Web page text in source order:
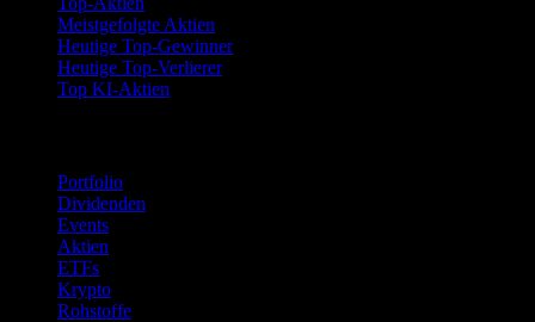
Meistgefolgte Aktien
Heutige Top-Gewinner
Heutige Top-Verlierer
Top KI-Aktien
Portfolio
Dividenden
Events
Aktien
ETFs
Krypto
Rohstoffe